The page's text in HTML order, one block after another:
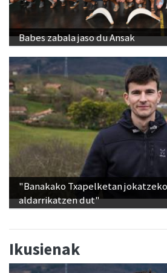
Babes zabala jaso du Ansak
"Banakako Txapelketan
aldarrikatzen dut"
Ikusienak